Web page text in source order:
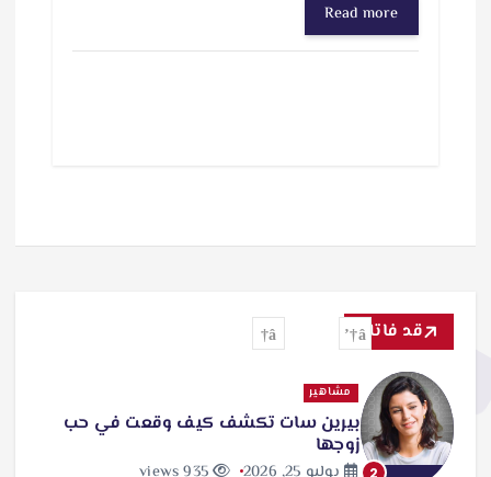
Read more
قد فاتك
2
مشاهير
بيرين سات تكشف كيف وقعت في حب
زوجها